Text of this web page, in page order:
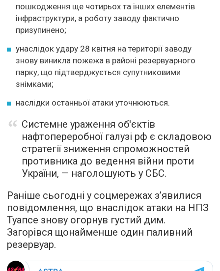
пошкодження ще чотирьох та інших елементів
інфраструктури, а роботу заводу фактично
призупинено;
унаслідок удару 28 квітня на території заводу
знову виникла пожежа в районі резервуарного
парку, що підтверджується супутниковими
знімками;
наслідки останньої атаки уточнюються.
Системне ураження об'єктів
нафтопереробної галузі рф є складовою
стратегії зниження спроможностей
противника до ведення війни проти
України, — наголошують у СБС.
Раніше сьогодні у соцмережах з’явилися
повідомлення, що внаслідок атаки на НПЗ
Туапсе знову огорнув густий дим.
Загорівся щонайменше один паливний
резервуар.